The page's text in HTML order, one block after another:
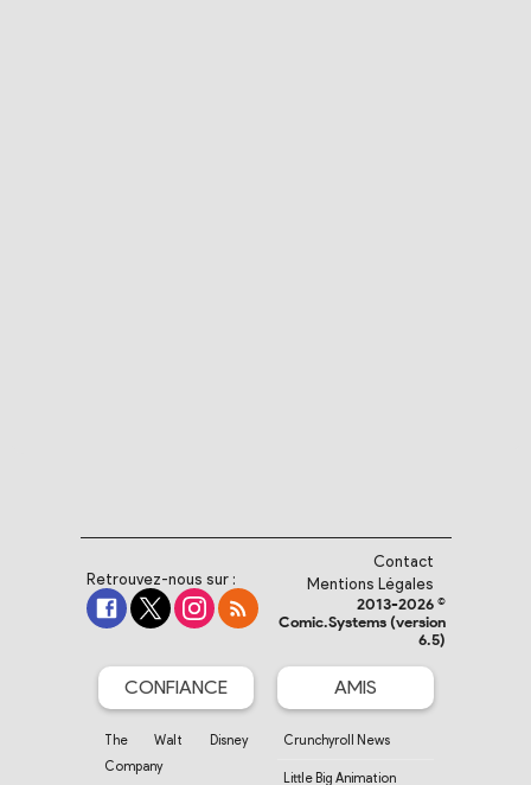
Retrouvez-nous sur :
Contact
Mentions Légales
2013-2026 ©
Comic.Systems (version
6.5)
CONFIANCE
The Walt Disney
Company
AMIS
Crunchyroll News
Little Big Animation